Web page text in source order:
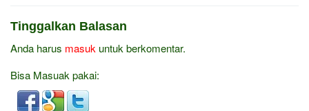
Tinggalkan Balasan
Anda harus masuk untuk berkomentar.
Bisa Masuak pakai: